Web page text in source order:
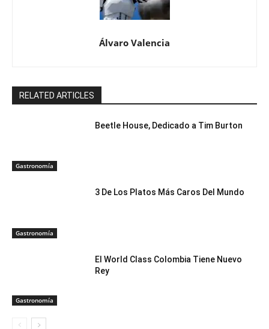
Álvaro Valencia
RELATED ARTICLES
Gastronomía
Beetle House, Dedicado a Tim Burton
Gastronomía
3 De Los Platos Más Caros Del Mundo
Gastronomía
El World Class Colombia Tiene Nuevo
Rey